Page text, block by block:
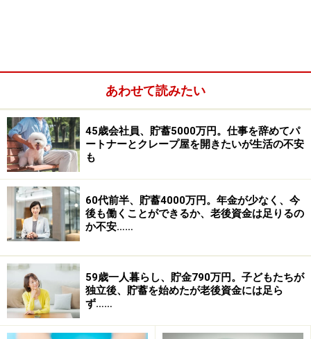
■家計データ補足
（1）住宅について
住宅ローンは団体信用生命保険で返済済み。子どもたち
が独立したら、もう少し駅に近い1LDKのマンションに住
み替え、介護が必要になったら介護付き有料老人ホーム
に入居したい。40代で2回手術をし、70歳とか80歳にな
っている自分をイメージしにくいが、子どもたちに迷惑
（2）加入している保険
・終身保険（1000万円、医療特約〈80歳まで〉）＝年間
の保険料（特約分のみ）2万9000円
あわせて読みたい
45歳会社員、貯蓄5000万円。仕事を辞めてパ
ートナーとクレープ屋を開きたいが生活の不安
も
60代前半、貯蓄4000万円。年金が少なく、今
後も働くことができるか、老後資金は足りるの
か不安……
59歳一人暮らし、貯金790万円。子どもたちが
独立後、貯蓄を始めたが老後資金には足ら
ず……